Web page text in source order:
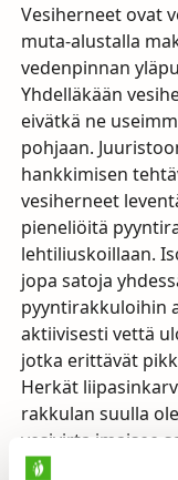
Vesiherneet ovat
muta-alustalla
vedenpinnan
Yhdelläkään
eivätkä ne
pohjaan.
hankkimisen
vesiherneet
pieneliöitä
lehtiliuskoillaan.
jopa satoja
pyyntirakkuloihin
aktiivisesti vettä
jotka erittävät
Herkät
rakkulan suulla
vesivirta imaisee